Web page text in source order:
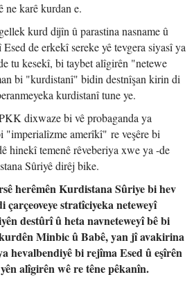
karê kurdan e.
kurd dijîn û parastina nasname û
de erkekî sereke yê tevgera siyasî ya
tu kesekî, bi taybet alîgirên "netewe
bi "kurdistanî" bidin destnîşan kirin di
kurdistanî tune ye.
dixwaze bi vê probaganda ya
"imperialîzme amerîkî" re veşêre bi
hinekî temenê rêveberiya xwe ya -de
Sûriyê dirêj bike.
herêmên Kurdistana Sûriye bi hev
çarçeoveye stratîciyeka neteweyî
destûrî û heta navneteweyî bê bi
Minbic û Babê, yan jî avakirina
bi rejîma Esed û eşîrên
alîgirên wê re têne pêkanîn.